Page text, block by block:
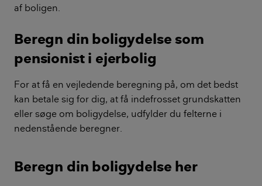
af boligen.
Beregn din boligydelse som
pensionist i ejerbolig
For at få en vejledende beregning på, om det bedst
kan betale sig for dig, at få indefrosset grundskatten
eller søge om boligydelse, udfylder du felterne i
nedenstående beregner.
Beregn din boligydelse her